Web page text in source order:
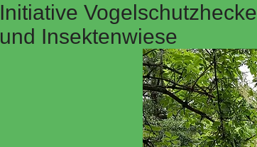
Initiative Vogelschutzhecke
und Insektenwiese